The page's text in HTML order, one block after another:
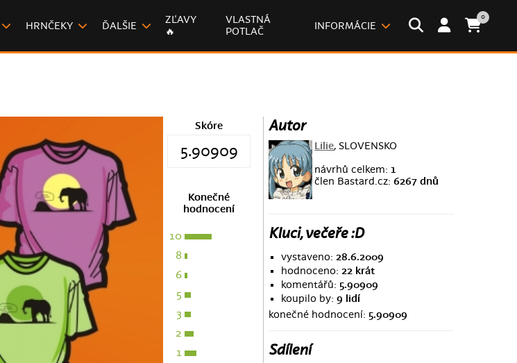
HRNČEKY ĎALŠIE
ZĽAVY
🔥
VLASTNÁ
POTLAČ
INFORMÁCIE
0
Skóre
5.90909
Konečné
hodnocení
10
8
6
5
3
2
1
Autor
Lilie, SLOVENSKO
návrhů celkem:1
člen Bastard.cz:6267 dnů
Kluci, večeře :D
vystaveno: 28.6.2009
hodnoceno: 22 krát
komentářů: 5.90909
koupilo by: 9 lidí
konečné hodnocení: 5.90909
Sdílení